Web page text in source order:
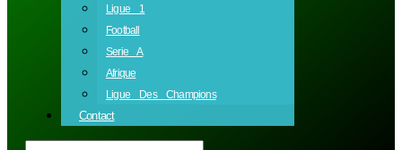
Ligue 1
Football
Serie A
Afrique
Ligue Des Champions
Contact